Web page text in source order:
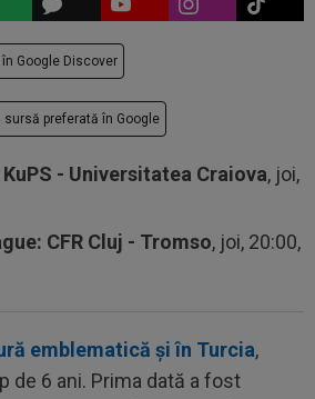
în Google Discover
sursă preferată în Google
- Universitatea Craiova, joi,
CFR Cluj - Tromso, joi, 20:00,
emblematică și în Turcia,
de 6 ani. Prima dată a fost